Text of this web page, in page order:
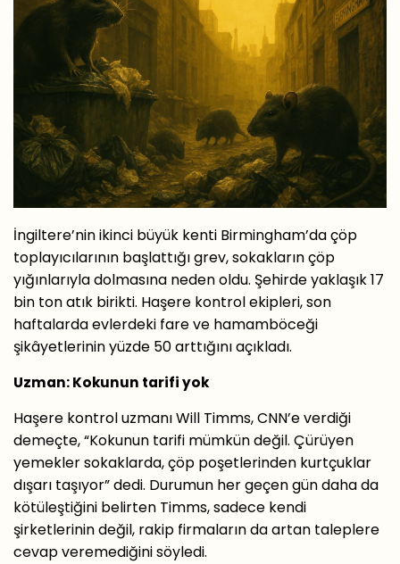
İngiltere’nin ikinci büyük kenti Birmingham’da çöp
toplayıcılarının başlattığı grev, sokakların çöp
yığınlarıyla dolmasına neden oldu. Şehirde yaklaşık 17
bin ton atık birikti. Haşere kontrol ekipleri, son
haftalarda evlerdeki fare ve hamamböceği
şikâyetlerinin yüzde 50 arttığını açıkladı.
Uzman: Kokunun tarifi yok
Haşere kontrol uzmanı Will Timms, CNN’e verdiği
demeçte, “Kokunun tarifi mümkün değil. Çürüyen
yemekler sokaklarda, çöp poşetlerinden kurtçuklar
dışarı taşıyor” dedi. Durumun her geçen gün daha da
kötüleştiğini belirten Timms, sadece kendi
şirketlerinin değil, rakip firmaların da artan taleplere
cevap veremediğini söyledi.